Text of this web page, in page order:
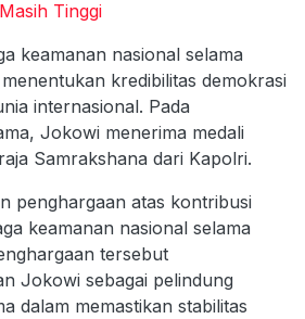
Tinggi
keamanan nasional selama
kredibilitas demokrasi
internasional. Pada
Jokowi menerima medali
Samrakshana dari Kapolri.
penghargaan atas kontribusi
keamanan nasional selama
tersebut
Jokowi sebagai pelindung
dalam memastikan stabilitas